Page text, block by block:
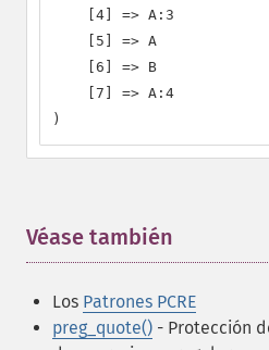
    [4] => A:3
    [5] => A
    [6] => B
    [7] => A:4
)
Véase también
Los Patrones PCRE
preg_quote() - Protección